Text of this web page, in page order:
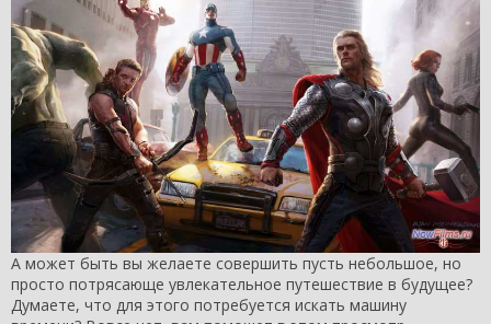
А может быть вы желаете совершить пусть небольшое, но
просто потрясающе увлекательное путешествие в будущее?
Думаете, что для этого потребуется искать машину